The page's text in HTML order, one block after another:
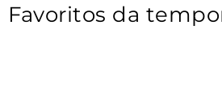
Favoritos da